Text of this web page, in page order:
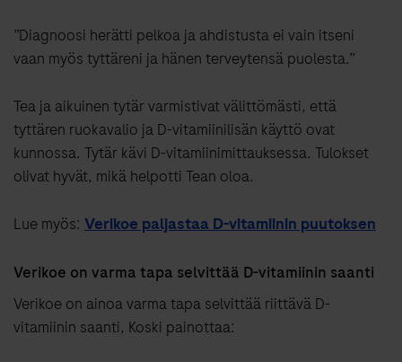
”Diagnoosi herätti pelkoa ja ahdistusta ei vain itseni
vaan myös tyttäreni ja hänen terveytensä puolesta.”
Tea ja aikuinen tytär varmistivat välittömästi, että
tyttären ruokavalio ja D-vitamiinilisän käyttö ovat
kunnossa. Tytär kävi D-vitamiinimittauksessa. Tulokset
olivat hyvät, mikä helpotti Tean oloa.
Lue myös: Verikoe paljastaa D-vitamiinin puutoksen
Verikoe on varma tapa selvittää D-vitamiinin saanti
Verikoe on ainoa varma tapa selvittää riittävä D-
vitamiinin saanti, Koski painottaa: